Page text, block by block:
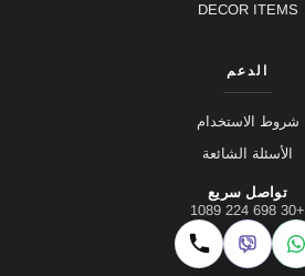
DECOR ITEMS
الدعم
شروط الاستخدام
الأسئلة الشائعة
تواصل سريع
+30 698 224 1089
WhatsApp
Viber اتصال